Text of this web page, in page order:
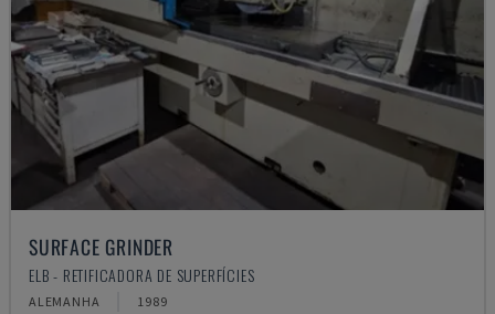
SURFACE GRINDER
ELB - RETIFICADORA DE SUPERFÍCIES
ALEMANHA 1989